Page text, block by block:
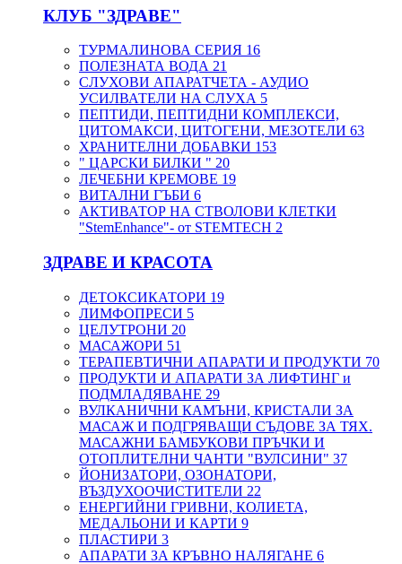
КЛУБ "ЗДРАВЕ"
ТУРМАЛИНОВА СЕРИЯ 16
ПОЛЕЗНАТА ВОДА 21
СЛУХОВИ АПАРАТЧЕТА - АУДИО
УСИЛВАТЕЛИ НА СЛУХА 5
ПЕПТИДИ, ПЕПТИДНИ КОМПЛЕКСИ,
ЦИТОМАКСИ, ЦИТОГЕНИ, МЕЗОТЕЛИ 63
ХРАНИТЕЛНИ ДОБАВКИ 153
" ЦАРСКИ БИЛКИ " 20
ЛЕЧЕБНИ КРЕМОВЕ 19
ВИТАЛНИ ГЪБИ 6
АКТИВАТОР НА СТВОЛОВИ КЛЕТКИ
"StemEnhance"- от STEMTECH 2
ЗДРАВЕ И КРАСОТА
ДЕТОКСИКАТОРИ 19
ЛИМФОПРЕСИ 5
ЦЕЛУТРОНИ 20
МАСАЖОРИ 51
ТЕРАПЕВТИЧНИ АПАРАТИ И ПРОДУКТИ 70
ПРОДУКТИ И АПАРАТИ ЗА ЛИФТИНГ и
ПОДМЛАДЯВАНЕ 29
ВУЛКАНИЧНИ КАМЪНИ, КРИСТАЛИ ЗА
МАСАЖ И ПОДГРЯВАЩИ СЪДОВЕ ЗА ТЯХ.
МАСАЖНИ БАМБУКОВИ ПРЪЧКИ И
ОТОПЛИТЕЛНИ ЧАНТИ "ВУЛСИНИ" 37
ЙОНИЗАТОРИ, ОЗОНАТОРИ,
ВЪЗДУХООЧИСТИТЕЛИ 22
ЕНЕРГИЙНИ ГРИВНИ, КОЛИЕТА,
МЕДАЛЬОНИ И КАРТИ 9
ПЛАСТИРИ 3
АПАРАТИ ЗА КРЪВНО НАЛЯГАНЕ 6